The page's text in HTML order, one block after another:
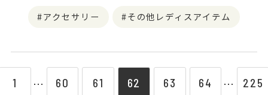
アクセサリー その他レディスアイテム
1 ⋯ 60 61 62 63 64 ⋯ 225